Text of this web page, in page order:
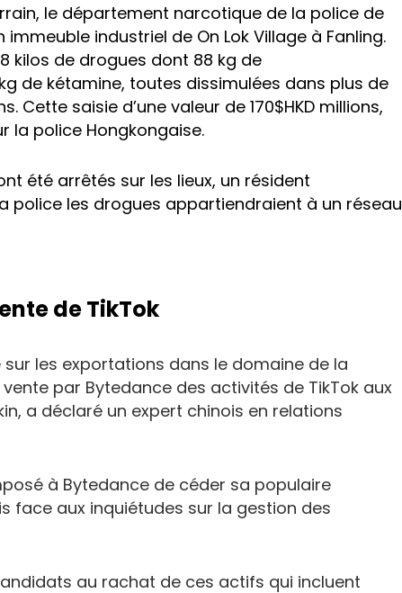
le département narcotique de la police de
industriel de On Lok Village à Fanling.
kilos de drogues dont 88 kg de
de kétamine, toutes dissimulées dans plus de
Cette saisie d’une valeur de 170$HKD millions,
la police Hongkongaise.
été arrêtés sur les lieux, un résident
police les drogues appartiendraient à un réseau
de TikTok
les exportations dans le domaine de la
par Bytedance des activités de TikTok aux
a déclaré un expert chinois en relations
à Bytedance de céder sa populaire
face aux inquiétudes sur la gestion des
au rachat de ces actifs qui incluent